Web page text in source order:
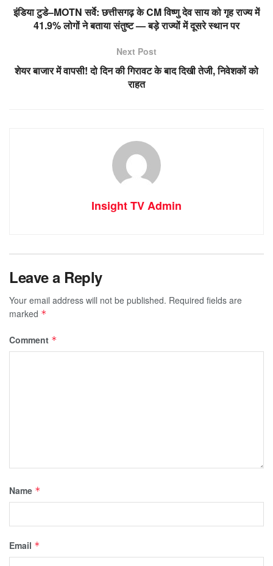
इंडिया टुडे–MOTN सर्वे: छत्तीसगढ़ के CM विष्णु देव साय को गृह राज्य में
41.9% लोगों ने बताया संतुष्ट — बड़े राज्यों में दूसरे स्थान पर
Next Post
शेयर बाजार में वापसी! दो दिन की गिरावट के बाद दिखी तेजी, निवेशकों को
राहत
Insight TV Admin
Leave a Reply
Your email address will not be published. Required fields are
marked *
Comment *
Name *
Email *